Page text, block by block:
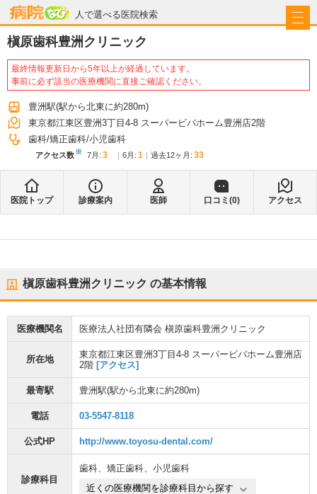
人で選べる医院検索
病院なび
槇原歯科豊洲クリニック
最終情報更新日から5年以上が経過しています。
事前に必ず該当の医療機関に直接ご確認ください。
豊洲駅(駅から北東に約280m)
東京都江東区豊洲3丁目4-8 スーパービバホーム豊洲店2階
歯科 矯正歯科 小児歯科
アクセス数※ 7月 : 3 6月 : 1 過去12ヶ月: 33
医院トップ 診療案内 医師 口コミ(0) アクセス
槇原歯科豊洲クリニック の基本情報
医療機関名 医療法人社団有隣会 槇原歯科豊洲クリニック
所在地
東京都江東区豊洲3丁目4-8 スーパービバホーム豊洲店
2階 [アクセス]
最寄駅 豊洲駅(駅から北東に約280m)
電話 03-5547-8118
公式HP http://www.toyosu-dental.com/
診療科目
歯科、 矯正歯科、 小児歯科
近くの医療機関を診療科目から探す